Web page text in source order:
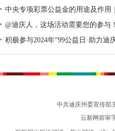
中央专项彩票公益金的用途及作用
@迪庆人，这场活动需要您的参与！
积极参与2024年“99公益日·助力迪
动倡议书